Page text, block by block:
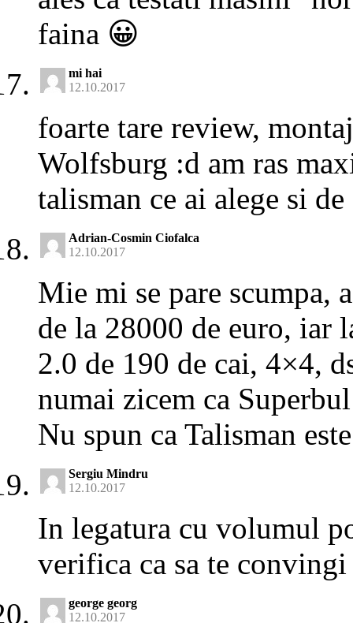
faina 😀
mi hai
12.10.2017
foarte tare review,
Wolfsburg :d am ras
talisman ce ai alege si de
Adrian-Cosmin Ciofalca
12.10.2017
Mie mi se pare scumpa,
de la 28000 de euro, iar
2.0 de 190 de cai, 4×4,
numai zicem ca
Nu spun ca Talisman
Sergiu Mindru
12.10.2017
In legatura cu volumul
verifica ca sa te convingi
george georg
12.10.2017